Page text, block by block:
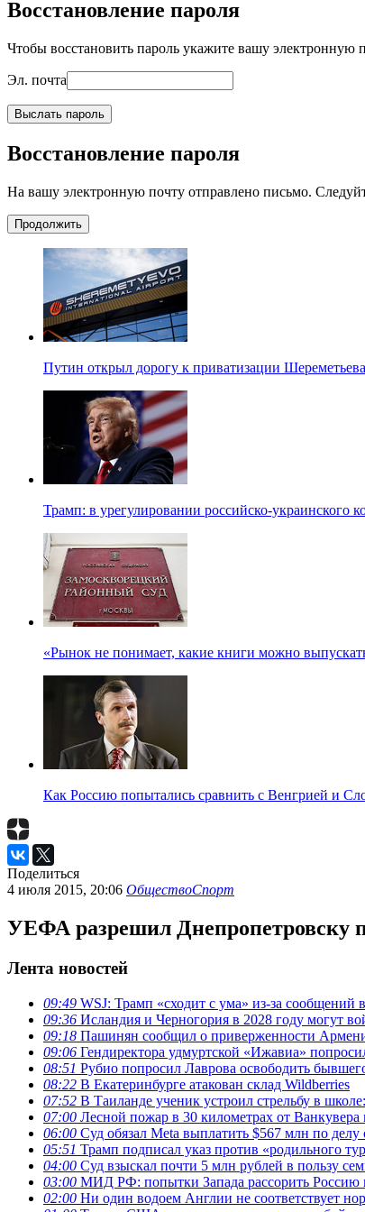
Восстановление пароля
Чтобы восстановить пароль укажите вашу электронную
Эл. почта
Выслать пароль
Восстановление пароля
На вашу электронную почту отправлено письмо.
Продолжить
Путин открыл дорогу к приватизации Шереметьева
Трамп: в урегулировании российско-украинского
«Рынок не понимает, какие книги можно
Как Россию попытались сравнить с Венгрией и
Поделиться
4 июля 2015, 20:06 ОбществоСпорт
УЕФА разрешил Днепропетровску
Лента новостей
09:49 WSJ: Трамп «сходит с ума» из-за
09:36 Исландия и Черногория в 2028 году могут
09:18 Пашинян сообщил о приверженности
09:06 Гендиректора удмуртской «Ижавиа»
08:51 Рубио попросил Лаврова освободить
08:22 В Екатеринбурге атакован склад Wildberries
07:52 В Таиланде ученик устроил стрельбу в
07:00 Лесной пожар в 30 километрах от
06:00 Суд обязал Meta выплатить $567 млн по
05:51 Трамп подписал указ против «родильного
04:00 Суд взыскал почти 5 млн рублей в пользу
03:00 МИД РФ: попытки Запада рассорить Россию
02:00 Ни один водоем Англии не соответствует